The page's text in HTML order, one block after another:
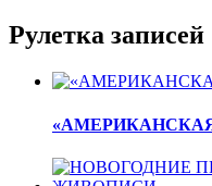
Рулетка записей